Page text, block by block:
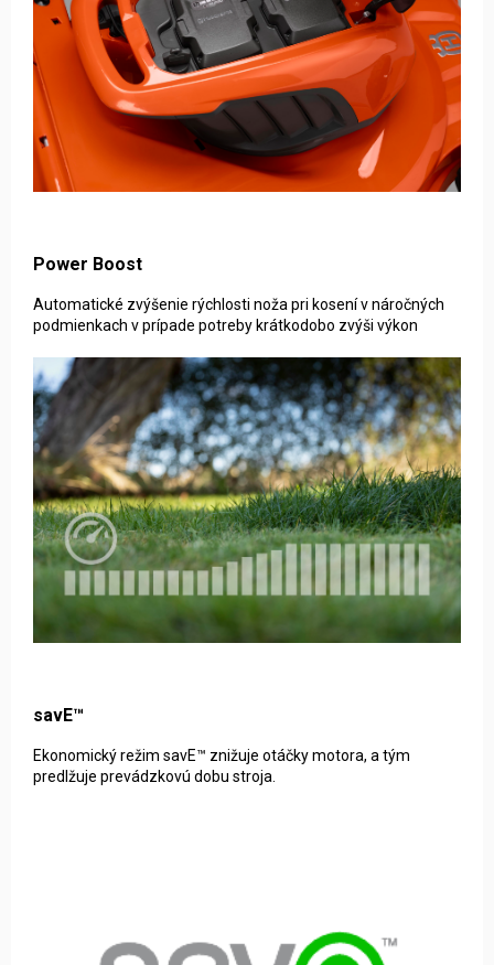
Power Boost
Automatické zvýšenie rýchlosti noža pri kosení v náročných
podmienkach v prípade potreby krátkodobo zvýši výkon
savE™
Ekonomický režim savE™ znižuje otáčky motora, a tým
predlžuje prevádzkovú dobu stroja.